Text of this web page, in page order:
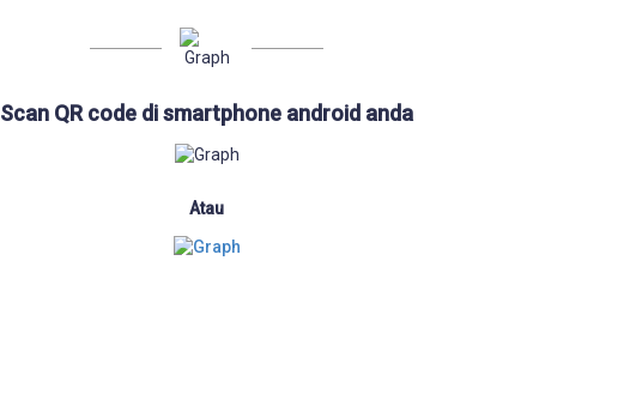
Scan QR code di smartphone android anda
Atau